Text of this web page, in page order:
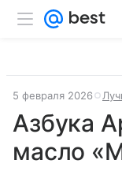
5 февраля 2026
Азбука
масло